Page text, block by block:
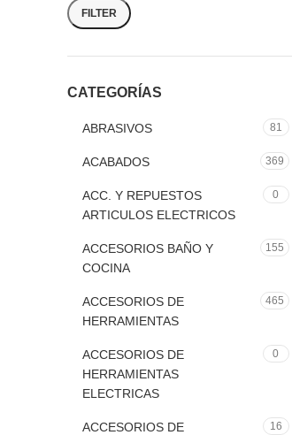
FILTER
CATEGORÍAS
ABRASIVOS 81
ACABADOS 369
ACC. Y REPUESTOS
ARTICULOS ELECTRICOS
0
ACCESORIOS BAÑO Y
COCINA
155
ACCESORIOS DE
HERRAMIENTAS
465
ACCESORIOS DE
HERRAMIENTAS
ELECTRICAS
0
ACCESORIOS DE
16